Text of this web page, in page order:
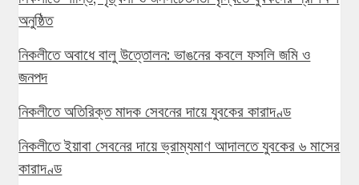
অনুষ্ঠিত
নিকলীতে অবাধে বালু উত্তোলন: ভাঙনের কবলে ফসলি জমি ও
জনপদ
নিকলীতে অতিরিক্ত মাদক সেবনের দায়ে যুবকের কারাদণ্ড
নিকলীতে ইয়াবা সেবনের দায়ে ভ্রাম্যমাণ আদালতে যুবকের ৬ মাসের
কারাদণ্ড